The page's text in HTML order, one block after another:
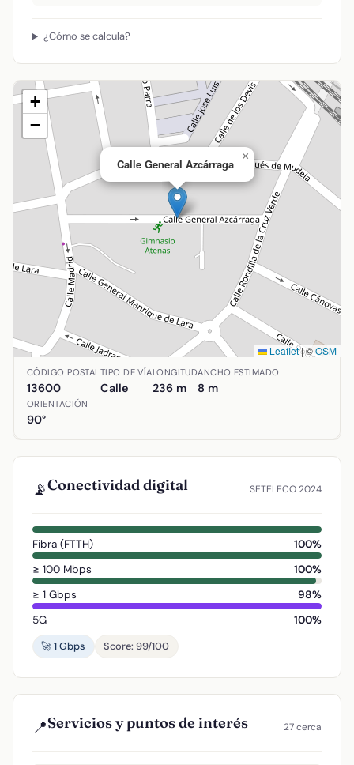
¿Cómo se calcula?
Calle General Azcárraga
×
+
−
Leaflet|©OSM
Ubicación de Calle General Azcárraga en Alcázar de
CÓDIGO POSTAL
13600
TIPO DE VÍA
Calle
LONGITUD
236 m
ANCHO ESTIMADO
8 m
ORIENTACIÓN
90°
📡Conectividad digital SETELECO 2024
Fibra (FTTH)
100%
≥ 100 Mbps
100%
≥ 1 Gbps
98%
5G
100%
🚀 1 Gbps
Score: 99/100
📍Servicios y puntos de interés 27 cerca